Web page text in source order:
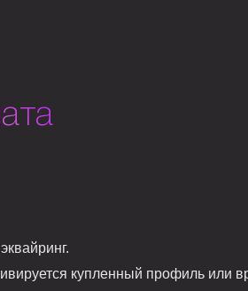
купленный профиль или